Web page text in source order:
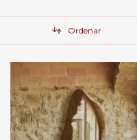
Ordenar